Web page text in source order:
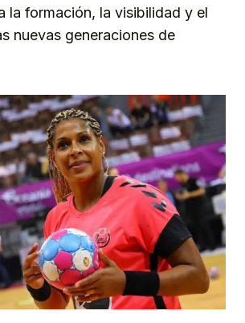
la formación, la visibilidad y el
nuevas generaciones de